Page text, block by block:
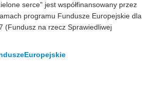
serce" jest współfinansowany przez
programu Fundusze Europejskie dla
(Fundusz na rzecz Sprawiedliwej